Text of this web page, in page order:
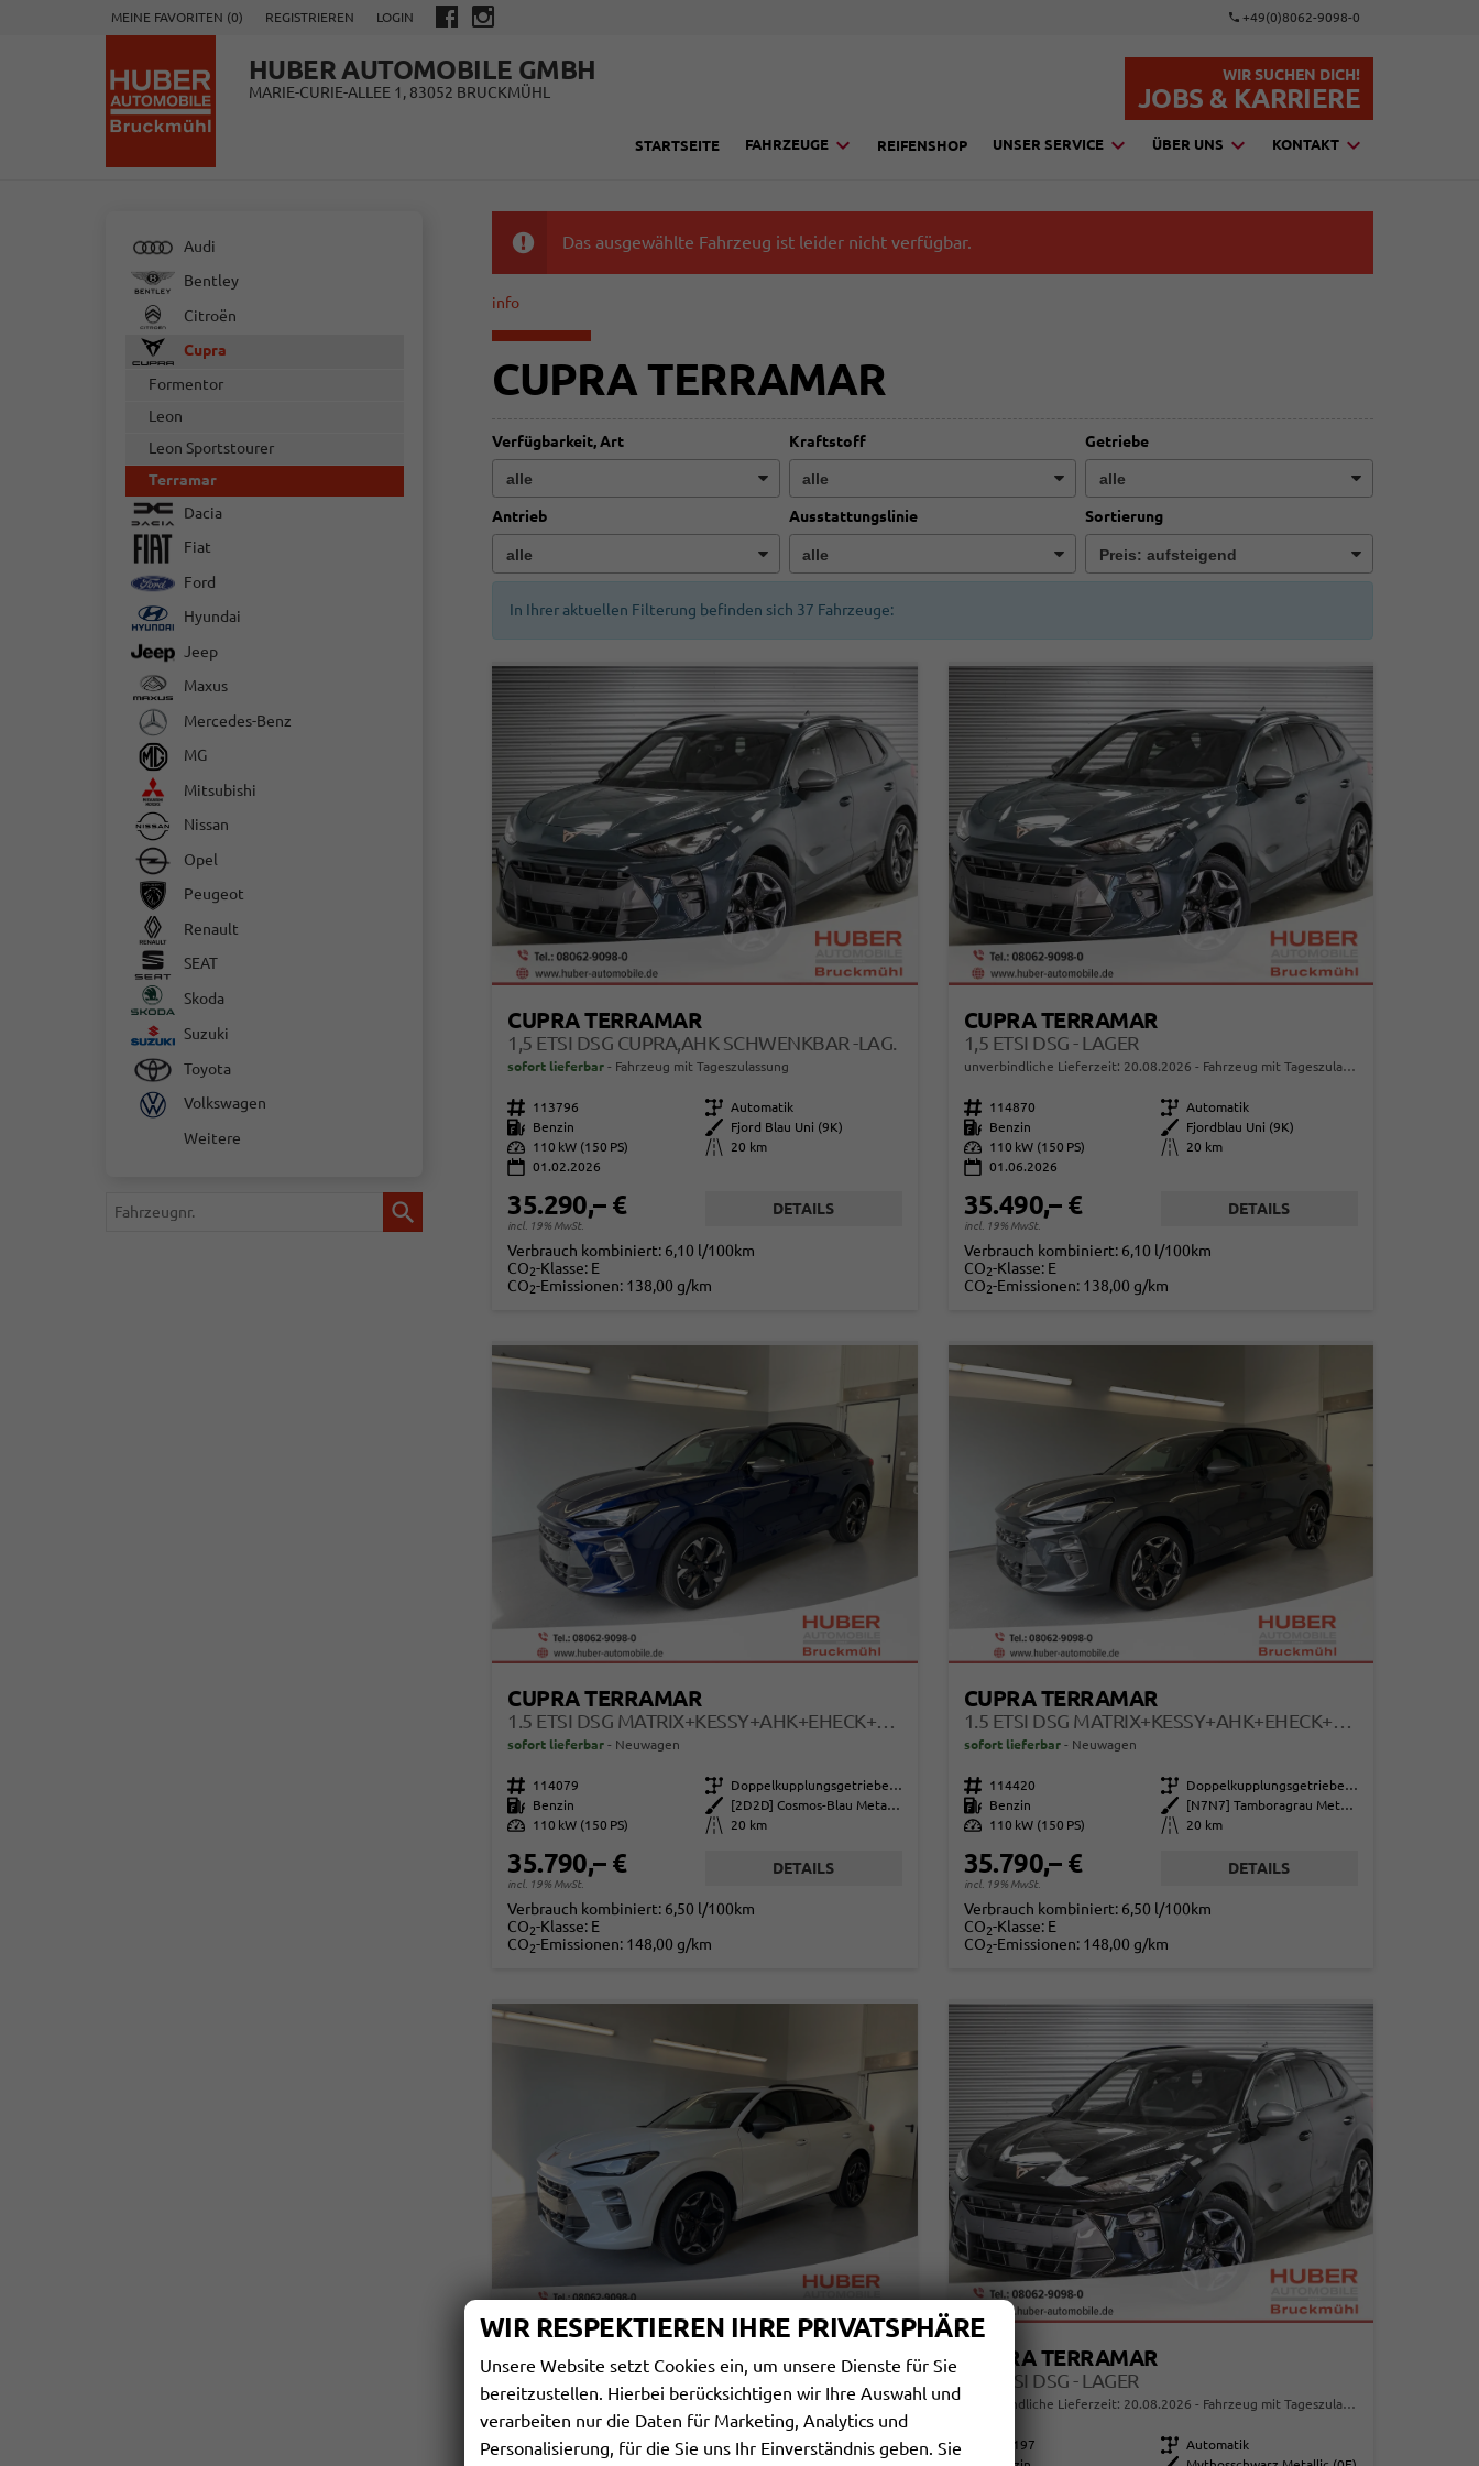
MEINE FAVORITEN (0) REGISTRIEREN LOGIN +49(0)8062-9098-0
HUBER AUTOMOBILE GMBH
MARIE-CURIE-ALLEE 1, 83052 BRUCKMÜHL
WIR SUCHEN DICH!
JOBS & KARRIERE
STARTSEITE FAHRZEUGE REIFENSHOP UNSER SERVICE ÜBER UNS KONTAKT
Das ausgewählte Fahrzeug ist leider nicht verfügbar.
info
CUPRA TERRAMAR
Verfügbarkeit, Art Kraftstoff Getriebe
Antrieb Ausstattungslinie Sortierung
In Ihrer aktuellen Filterung befinden sich 37 Fahrzeuge:
CUPRA TERRAMAR
1,5 ETSI DSG CUPRA,AHK SCHWENKBAR -LAG.
sofort lieferbar Fahrzeug mit Tageszulassung
Fahrzeugnr. 113796 Getriebe
Automatik
Kraftstoff
Benzin Außenfarbe
Fjord Blau Uni (9K)
Leistung
110 kW (150 PS) Kilometerstand
20 km
01.02.2026
35.290,– €
incl. 19% MwSt.
DETAILS
Verbrauch kombiniert: 6,10 l/100km
CO2-Klasse: E
CO2-Emissionen: 138,00 g/km
CUPRA TERRAMAR
1,5 ETSI DSG - LAGER
unverbindliche Lieferzeit: 20.08.2026 Fahrzeug mit Tageszulassung
Fahrzeugnr. 114870 Getriebe
Automatik
Kraftstoff
Benzin Außenfarbe
Fjordblau Uni (9K)
Leistung
110 kW (150 PS) Kilometerstand
20 km
01.06.2026
35.490,– €
incl. 19% MwSt.
DETAILS
Verbrauch kombiniert: 6,10 l/100km
CO2-Klasse: E
CO2-Emissionen: 138,00 g/km
CUPRA TERRAMAR
1.5 ETSI DSG MATRIX+KESSY+AHK+EHECK+DINAMICA+CARPLAY+EHECK+GV5
sofort lieferbar Neuwagen
Fahrzeugnr. 114079 Getriebe
Doppelkupplungsgetriebe (DSG)
Kraftstoff
Benzin Außenfarbe
[2D2D] Cosmos-Blau Metallic
Leistung
110 kW (150 PS) Kilometerstand 20 km
35.790,– €
incl. 19% MwSt.
DETAILS
Verbrauch kombiniert: 6,50 l/100km
CO2-Klasse: E
CO2-Emissionen: 148,00 g/km
CUPRA TERRAMAR
1.5 ETSI DSG MATRIX+KESSY+AHK+EHECK+DINAMICA+CARPLAY+EHECK+GV5
sofort lieferbar Neuwagen
Fahrzeugnr. 114420 Getriebe
Doppelkupplungsgetriebe (DSG)
Kraftstoff
Benzin Außenfarbe
[N7N7] Tamboragrau Metallic
Leistung
110 kW (150 PS) Kilometerstand 20 km
35.790,– €
incl. 19% MwSt.
DETAILS
Verbrauch kombiniert: 6,50 l/100km
CO2-Klasse: E
CO2-Emissionen: 148,00 g/km
CUPRA TERRAMAR
sofort lieferbar Neuwagen
Fahrzeugnr. 115221 Getriebe
Doppelkupplungsgetriebe (DSG)
CUPRA TERRAMAR
1,5 ETSI DSG - LAGER
unverbindliche Lieferzeit: 20.08.2026 Fahrzeug mit Tageszulassung
114197 Getriebe Automatik
Audi
Bentley
Citroën
Cupra
Formentor
Leon
Leon Sportstourer
Terramar
Dacia
Fiat
Ford
Hyundai
Jeep
Maxus
Mercedes-Benz
MG
Mitsubishi
Nissan
Opel
Peugeot
Renault
SEAT
Skoda
Suzuki
Toyota
Volkswagen
Weitere
Fahrzeugnr.
WIR RESPEKTIEREN IHRE PRIVATSPHÄRE
Unsere Website setzt Cookies ein, um unsere Dienste für Sie
bereitzustellen. Hierbei berücksichtigen wir Ihre Auswahl und
verarbeiten nur die Daten für Marketing, Analytics und
Personalisierung, für die Sie uns Ihr Einverständnis geben. Sie